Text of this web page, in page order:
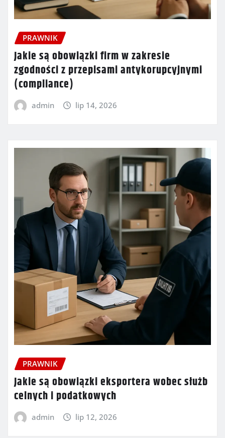
PRAWNIK
Jakie są obowiązki firm w zakresie
zgodności z przepisami antykorupcyjnymi
(compliance)
admin lip 14, 2026
PRAWNIK
Jakie są obowiązki eksportera wobec służb
celnych i podatkowych
admin lip 12, 2026